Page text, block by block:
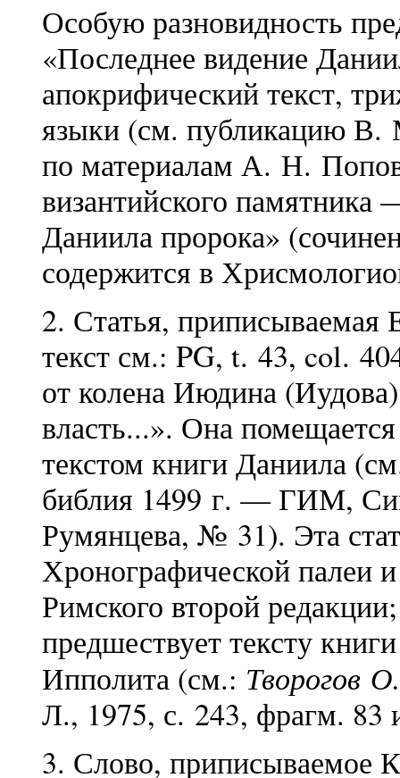
Особую разновидность
«Последнее видение
апокрифический текст,
языки (см. публикацию
по материалам А. Н.
византийского
Даниила пророка»
содержится в
2. Статья,
текст см.: PG, t. 43, col.
от колена Июдина
власть...». Она
текстом книги Даниила
библия 1499 г. — ГИМ,
Румянцева, № 31). Эта
Хронографической палеи
Римского второй
предшествует тексту
Ипполита (см.: Творогов
Л., 1975, с. 243, фрагм. 83
3. Слово, приписываемое